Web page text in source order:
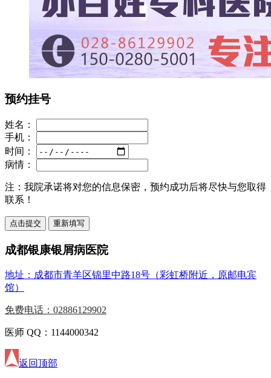
预约挂号
姓名：
手机：
时间：
病情：
注： 我院承诺将对您的信息保密，预约成功后将尽快与您取得
联系！
成都银康银屑病医院
地址：成都市青羊区锦里中路18号（彩虹桥附近，原邮电宾
馆）
免费电话：02886129902
医师 QQ：1144000342
返回顶部